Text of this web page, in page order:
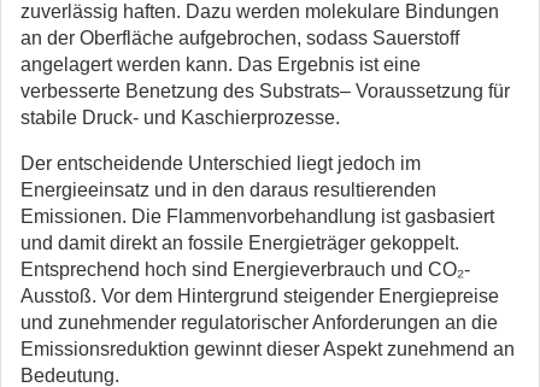
zuverlässig haften. Dazu werden molekulare Bindungen
an der Oberfläche aufgebrochen, sodass Sauerstoff
angelagert werden kann. Das Ergebnis ist eine
verbesserte Benetzung des Substrats– Voraussetzung für
stabile Druck- und Kaschierprozesse.
Der entscheidende Unterschied liegt jedoch im
Energieeinsatz und in den daraus resultierenden
Emissionen. Die Flammenvorbehandlung ist gasbasiert
und damit direkt an fossile Energieträger gekoppelt.
Entsprechend hoch sind Energieverbrauch und CO₂-
Ausstoß. Vor dem Hintergrund steigender Energiepreise
und zunehmender regulatorischer Anforderungen an die
Emissionsreduktion gewinnt dieser Aspekt zunehmend an
Bedeutung.